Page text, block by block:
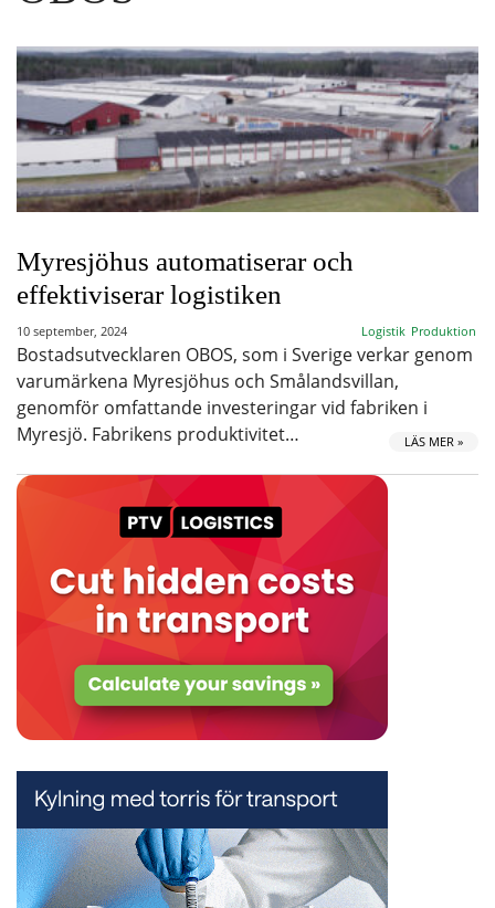
Myresjöhus automatiserar och
effektiviserar logistiken
10 september, 2024 Logistik Produktion
Bostadsutvecklaren OBOS, som i Sverige verkar genom
varumärkena Myresjöhus och Smålandsvillan,
genomför omfattande investeringar vid fabriken i
Myresjö. Fabrikens produktivitet…
LÄS MER »